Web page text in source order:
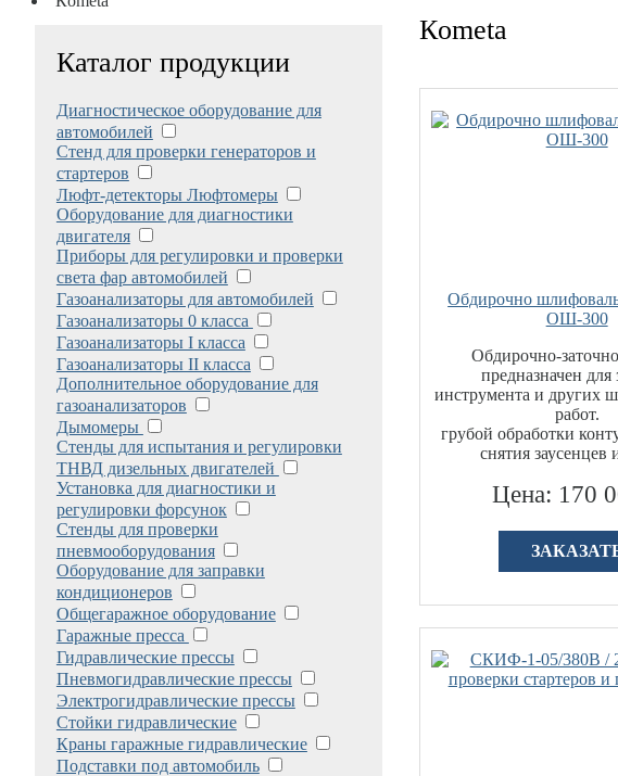
Каталог продукции
Диагностическое оборудование для
автомобилей
Стенд для проверки генераторов и
стартеров
Люфт-детекторы Люфтомеры
Оборудование для диагностики
двигателя
Приборы для регулировки и проверки
света фар автомобилей
Газоанализаторы для автомобилей
Газоанализаторы 0 класса
Газоанализаторы I класса
Газоанализаторы II класса
Дополнительное оборудование для
газоанализаторов
Дымомеры
Стенды для испытания и регулировки
ТНВД дизельных двигателей
Установка для диагностики и
регулировки форсунок
Стенды для проверки
пневмооборудования
Оборудование для заправки
кондиционеров
Общегаражное оборудование
Гаражные пресса
Гидравлические прессы
Пневмогидравлические прессы
Электрогидравлические прессы
Стойки гидравлические
Краны гаражные гидравлические
Подставки под автомобиль
Кometa
Обдирочно
ОШ-300
Обдирочно-
предназначен для
инструмента и других
работ.
грубой обработки
снятия заусенцев
Цена: 170